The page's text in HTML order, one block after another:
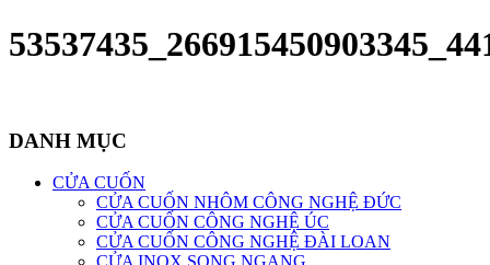
DANH MỤC
CỬA CUỐN
CỬA CUỐN NHÔM CÔNG NGHỆ ĐỨC
CỬA CUỐN CÔNG NGHỆ ÚC
CỬA CUỐN CÔNG NGHỆ ĐÀI LOAN